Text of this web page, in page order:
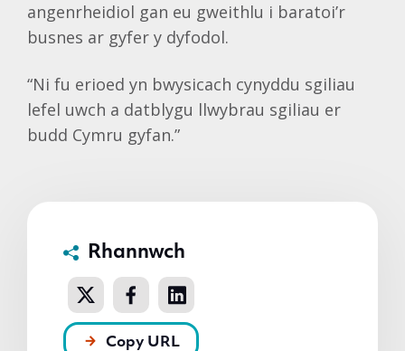
angenrheidiol gan eu gweithlu i baratoi’r
busnes ar gyfer y dyfodol.
“Ni fu erioed yn bwysicach cynyddu sgiliau
lefel uwch a datblygu llwybrau sgiliau er
budd Cymru gyfan.”
Rhannwch
Copy URL